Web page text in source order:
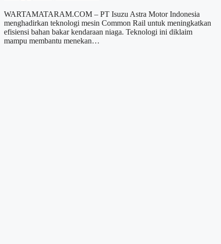
WARTAMATARAM.COM – PT Isuzu Astra Motor Indonesia
menghadirkan teknologi mesin Common Rail untuk meningkatkan
efisiensi bahan bakar kendaraan niaga. Teknologi ini diklaim
mampu membantu menekan…